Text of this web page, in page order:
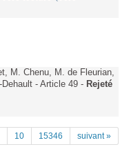
M. Chenu, M. de Fleurian,
- Article 49 - Rejeté
10 15346 suivant »